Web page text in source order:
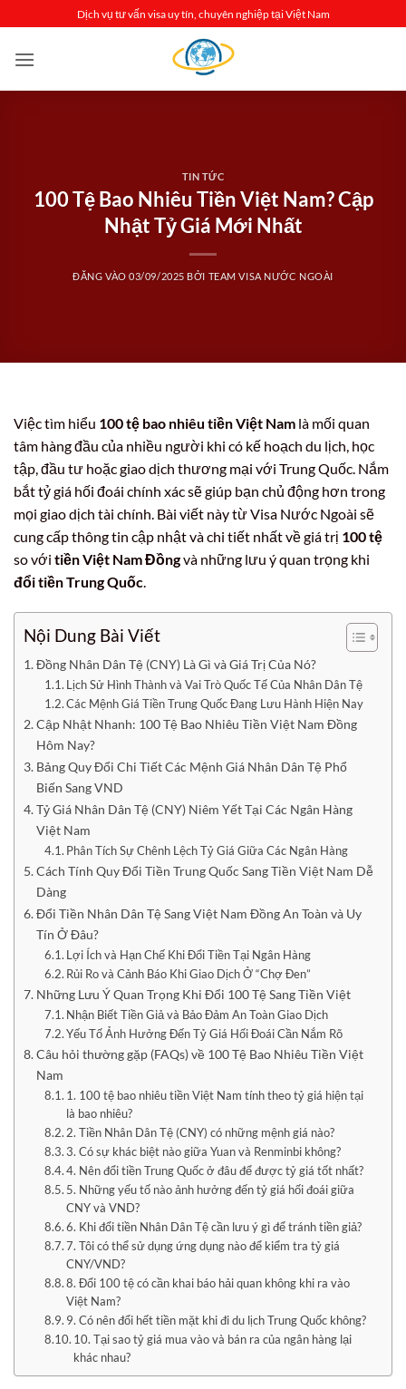
qua
nội
Dịch vụ tư vấn visa uy tín, chuyên nghiệp tại Việt Nam
TIN TỨC
100 Tệ Bao Nhiêu Tiền Việt Nam? Cập
Nhật Tỷ Giá Mới Nhất
ĐĂNG VÀO03/09/2025 BỞI TEAM VISA NƯỚC NGOÀI
Việc tìm hiểu 100 tệ bao nhiêu tiền Việt Nam là mối quan
tâm hàng đầu của nhiều người khi có kế hoạch du lịch, học
tập, đầu tư hoặc giao dịch thương mại với Trung Quốc. Nắm
bắt tỷ giá hối đoái chính xác sẽ giúp bạn chủ động hơn trong
mọi giao dịch tài chính. Bài viết này từ Visa Nước Ngoài sẽ
cung cấp thông tin cập nhật và chi tiết nhất về giá trị 100 tệ
so với tiền Việt Nam Đồngvà những lưu ý quan trọng khi
đổi tiền Trung Quốc.
Nội Dung Bài Viết
Đồng Nhân Dân Tệ (CNY) Là Gì và Giá Trị Của Nó?
Lịch Sử Hình Thành và Vai Trò Quốc Tế Của Nhân Dân Tệ
Các Mệnh Giá Tiền Trung Quốc Đang Lưu Hành Hiện Nay
Cập Nhật Nhanh: 100 Tệ Bao Nhiêu Tiền Việt Nam Đồng
Hôm Nay?
Bảng Quy Đổi Chi Tiết Các Mệnh Giá Nhân Dân Tệ Phổ
Biến Sang VND
Tỷ Giá Nhân Dân Tệ (CNY) Niêm Yết Tại Các Ngân Hàng
Việt Nam
Phân Tích Sự Chênh Lệch Tỷ Giá Giữa Các Ngân Hàng
Cách Tính Quy Đổi Tiền Trung Quốc Sang Tiền Việt Nam Dễ
Dàng
Đổi Tiền Nhân Dân Tệ Sang Việt Nam Đồng An Toàn và Uy
Tín Ở Đâu?
Lợi Ích và Hạn Chế Khi Đổi Tiền Tại Ngân Hàng
Rủi Ro và Cảnh Báo Khi Giao Dịch Ở “Chợ Đen”
Những Lưu Ý Quan Trọng Khi Đổi 100 Tệ Sang Tiền Việt
Nhận Biết Tiền Giả và Bảo Đảm An Toàn Giao Dịch
Yếu Tố Ảnh Hưởng Đến Tỷ Giá Hối Đoái Cần Nắm Rõ
Câu hỏi thường gặp (FAQs) về 100 Tệ Bao Nhiêu Tiền Việt
Nam
1. 100 tệ bao nhiêu tiền Việt Nam tính theo tỷ giá hiện tại
là bao nhiêu?
2. Tiền Nhân Dân Tệ (CNY) có những mệnh giá nào?
3. Có sự khác biệt nào giữa Yuan và Renminbi không?
4. Nên đổi tiền Trung Quốc ở đâu để được tỷ giá tốt nhất?
5. Những yếu tố nào ảnh hưởng đến tỷ giá hối đoái giữa
CNY và VND?
6. Khi đổi tiền Nhân Dân Tệ cần lưu ý gì để tránh tiền giả?
7. Tôi có thể sử dụng ứng dụng nào để kiểm tra tỷ giá
CNY/VND?
8. Đổi 100 tệ có cần khai báo hải quan không khi ra vào
Việt Nam?
9. Có nên đổi hết tiền mặt khi đi du lịch Trung Quốc không?
10. Tại sao tỷ giá mua vào và bán ra của ngân hàng lại
khác nhau?